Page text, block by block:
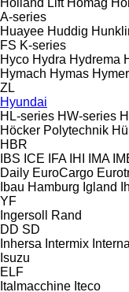
A-series
Huayee Huddig
FS K-series
Hyco Hydra Hydrema
Hymach Hymas Hymer
ZL
Hyundai
HL-series HW-series
Höcker Polytechnik
HBR
IBS ICE IFA IHI IMA
Daily EuroCargo
Ibau Hamburg Igland
YF
Ingersoll Rand
DD SD
Inhersa Intermix
Isuzu
ELF
Italmacchine Iteco